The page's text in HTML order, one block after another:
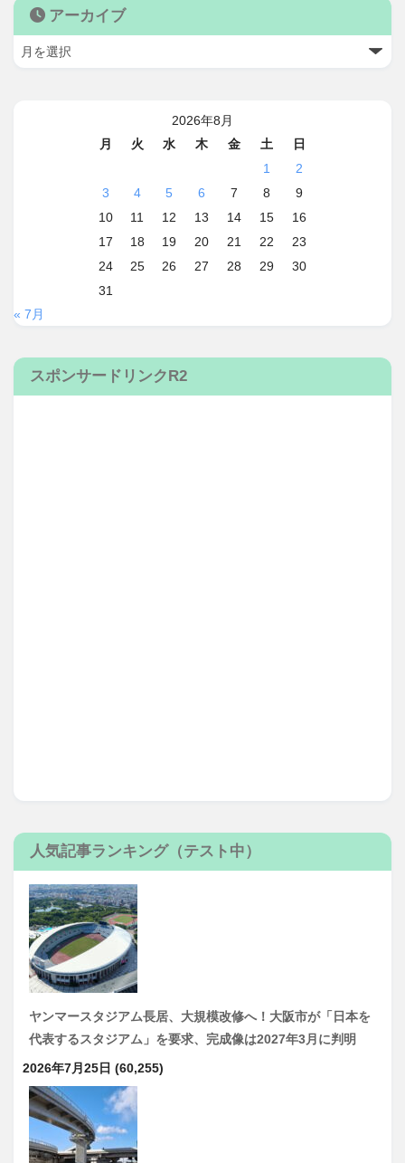
アーカイブ
2026年8月
月
火 水 木 金 土
日
1
2
3
4 5 6 7 8
9
10
11 12 13 14 15
16
17
18 19 20 21 22
23
24
25 26 27 28 29
30
31
« 7月
スポンサードリンクR2
人気記事ランキング（テスト中）
ヤンマースタジアム長居、大規模改修へ！大阪市が「日本を
代表するスタジアム」を要求、完成像は2027年3月に判明
2026年7月25日 (60,255)